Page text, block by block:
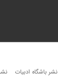
نشر باشگاه ادبیات